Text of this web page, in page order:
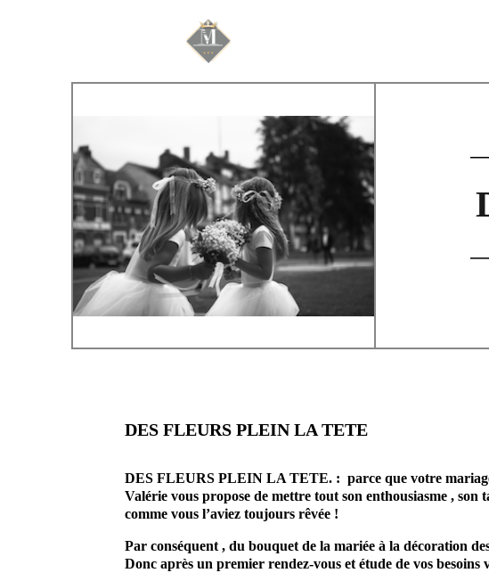
Mariage & Savoir faire
DES FLEURS PLEIN LA TETE
DES FLEURS PLEIN LA TETE. : parce que votre
Valérie vous propose de mettre tout son enthousiasme ,
comme vous l’aviez toujours rêvée !
Par conséquent , du bouquet de la mariée à la décoration
Donc après un premier rendez-vous et étude de vos besoins